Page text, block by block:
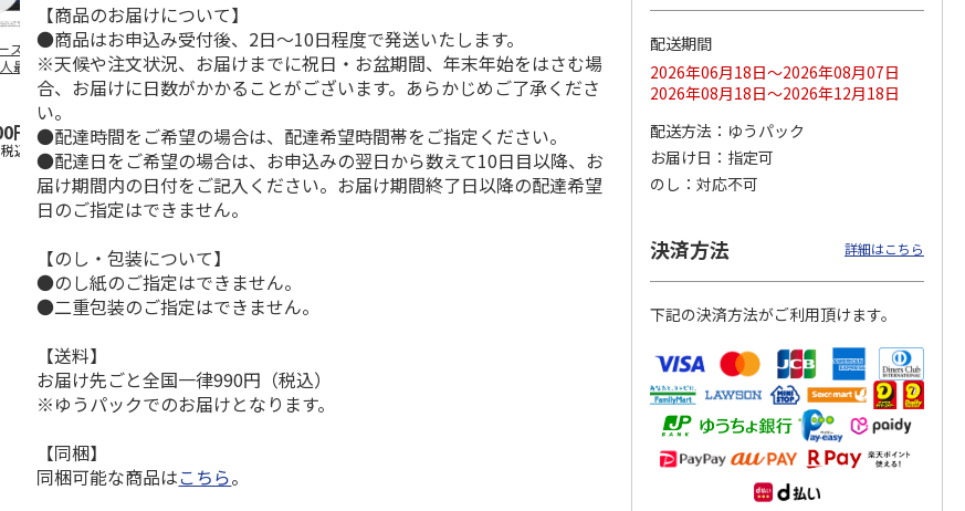
ス 大谷翔
最多53試
塁記念 ダ
込)
MLB ドジャース 大
谷翔平 2026 NL 3・
4月投手…
33,000円
(送料・税込)
ドジャース 大谷翔
平 日本人最多53試
合連続出塁記念 コ
イ…
9,900円
(送料・税込)
MLB ドジャース 大
谷翔平・山本由伸・
佐々木朗希 日本人 …
8,500円
(送料・税込)
谷翔平 2026 NL 3・
4月投手…
17,000円
(送料・税込)
ドジャース 大谷翔
平 日本人最多53試
合連続出塁記念 シ
ル…
17,000円
(送料・税込)
谷翔平 2026 NL 3・
4月投手…
【商品のお届けについて】
●商品はお申込み受付後、2日～10日程度で発送いたします。
※天候や注文状況、お届けまでに祝日・お盆期間、年末年始をはさむ場
合、お届けに日数がかかることがございます。あらかじめご了承くださ
い。
●配達時間をご希望の場合は、配達希望時間帯をご指定ください。
●配達日をご希望の場合は、お申込みの翌日から数えて10日目以降、お
届け期間内の日付をご記入ください。お届け期間終了日以降の配達希望
日のご指定はできません。
【のし・包装について】
●のし紙のご指定はできません。
●二重包装のご指定はできません。
【送料】
お届け先ごと全国一律990円（税込）
※ゆうパックでのお届けとなります。
【同梱】
同梱可能な商品はこちら。
配送期間
2026年06月18日～2026年08月07日
2026年08月18日～2026年12月18日
配送方法
ゆうパック
お届け日
指定可
のし
対応不可
決済方法 詳細はこちら
下記の決済方法がご利用頂けます。